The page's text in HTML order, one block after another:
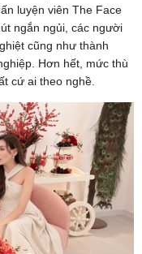
luyện viên The Face
ngắn ngủi, các người
cũng như thành
Hơn hết, mức thù
cứ ai theo nghề.